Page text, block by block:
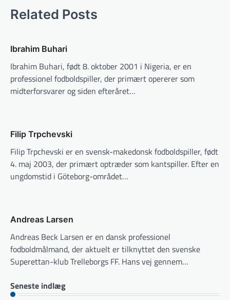
Related Posts
Ibrahim Buhari
Ibrahim Buhari, født 8. oktober 2001 i Nigeria, er en
professionel fodboldspiller, der primært opererer som
midterforsvarer og siden efteråret…
Filip Trpchevski
Filip Trpchevski er en svensk-makedonsk fodboldspiller, født
4. maj 2003, der primært optræder som kantspiller. Efter en
ungdomstid i Göteborg-området…
Andreas Larsen
Andreas Beck Larsen er en dansk professionel
fodboldmålmand, der aktuelt er tilknyttet den svenske
Superettan-klub Trelleborgs FF. Hans vej gennem…
Seneste indlæg